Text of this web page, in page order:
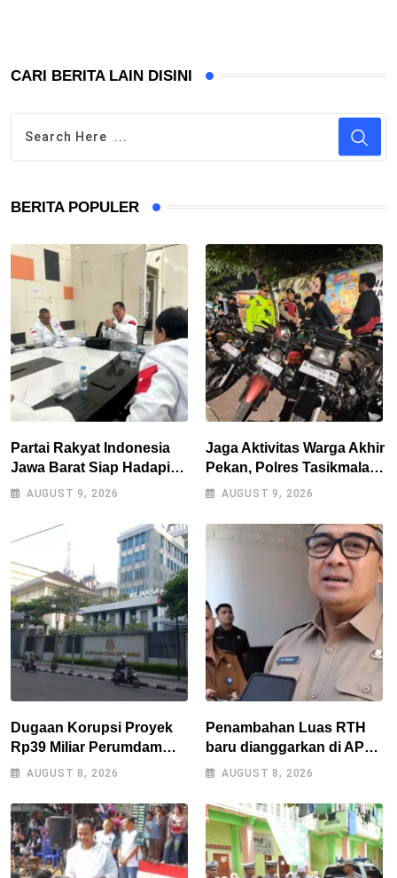
CARI BERITA LAIN DISINI
BERITA POPULER
Partai Rakyat Indonesia
Jawa Barat Siap Hadapi
Pemilu 2029
AUGUST 9, 2026
Jaga Aktivitas Warga Akhir
Pekan, Polres Tasikmalaya
Gencarkan Patroli Blue
AUGUST 9, 2026
Dugaan Korupsi Proyek
Rp39 Miliar Perumdam
Tirta Darma Ayu Disorot,
Jabar Supervisi
AUGUST 8, 2026
Penambahan Luas RTH
baru dianggarkan di APBD
2027, Walikota tidak
AUGUST 8, 2026